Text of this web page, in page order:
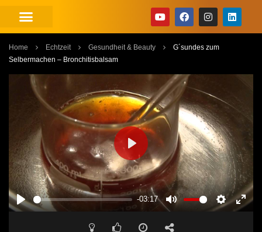
Home Echtzeit Gesundheit & Beauty
G´sundes zum
Selbermachen – Bronchitisbalsam
PLAY
-03:17
SETTINGS
PLAY